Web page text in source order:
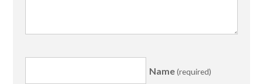
Name(required)